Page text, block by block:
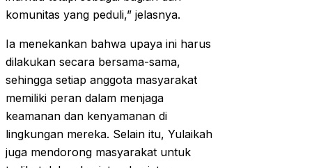
komunitas yang peduli,” jelasnya.
Ia menekankan bahwa upaya ini harus
dilakukan secara bersama-sama,
sehingga setiap anggota masyarakat
memiliki peran dalam menjaga
keamanan dan kenyamanan di
lingkungan mereka. Selain itu, Yulaikah
juga mendorong masyarakat untuk